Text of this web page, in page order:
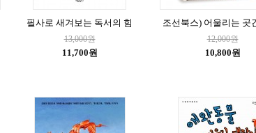
필사로 새겨보는 독서의 힘
13,000원
11,700원
조선북스) 어울리는 곳
12,000원
10,800원